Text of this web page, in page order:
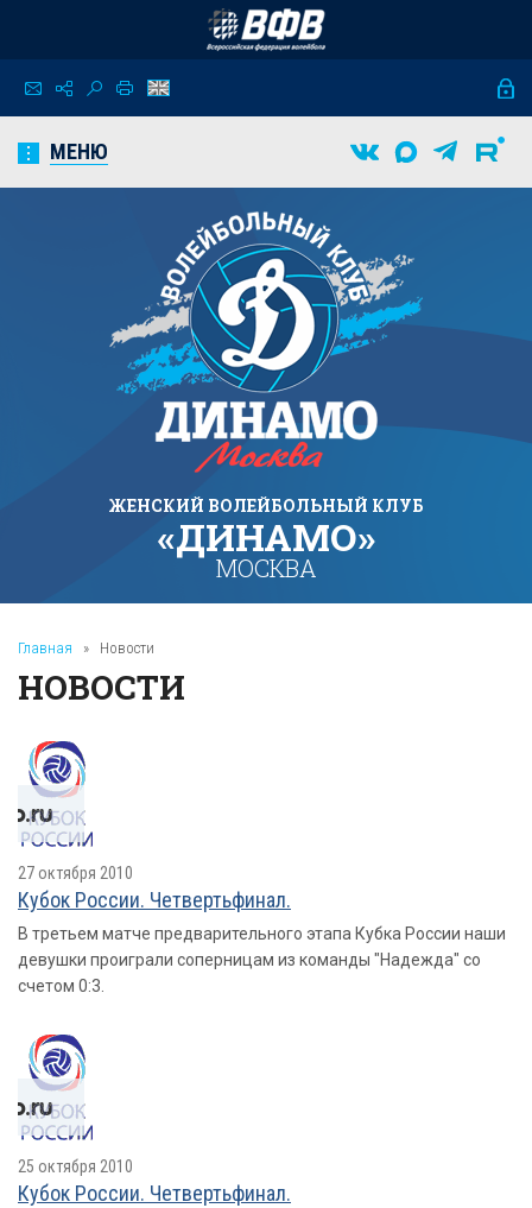
МЕНЮ
ЖЕНСКИЙ ВОЛЕЙБОЛЬНЫЙ КЛУБ
«ДИНАМО»
МОСКВА
Главная » Новости
НОВОСТИ
27 октября 2010
Кубок России. Четвертьфинал.
В третьем матче предварительного этапа Кубка России наши
девушки проиграли соперницам из команды "Надежда" со
счетом 0:3.
25 октября 2010
Кубок России. Четвертьфинал.